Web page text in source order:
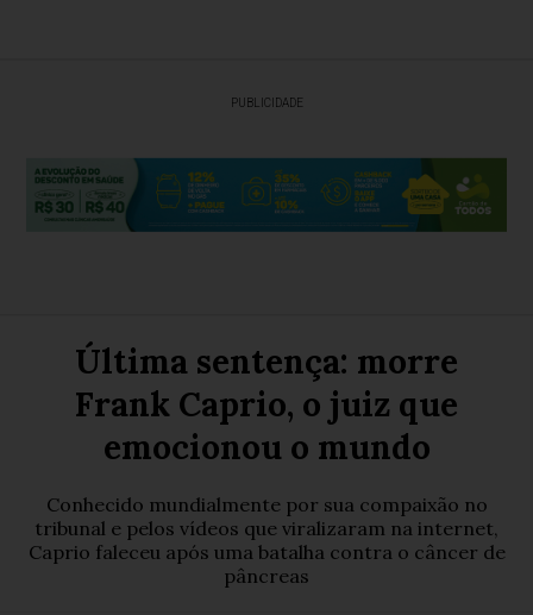
PUBLICIDADE
Última sentença: morre
Frank Caprio, o juiz que
emocionou o mundo
Conhecido mundialmente por sua compaixão no
tribunal e pelos vídeos que viralizaram na internet,
Caprio faleceu após uma batalha contra o câncer de
pâncreas